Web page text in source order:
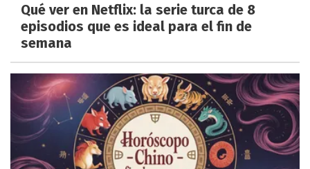
Qué ver en Netflix: la serie turca de 8
episodios que es ideal para el fin de
semana